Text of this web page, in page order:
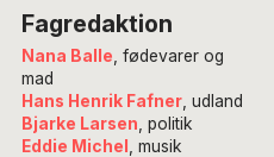
Fagredaktion
Nana Balle , fødevarer og
mad
Hans Henrik Fafner, udland
Bjarke Larsen , politik
Eddie Michel
, musik